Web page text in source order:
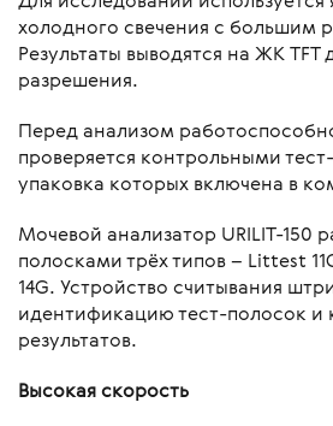
холодного свечения с большим
Результаты выводятся на ЖК TFT
разрешения.
Перед анализом
проверяется контрольными
упаковка которых включена в
Мочевой анализатор URILIT-150
полосками трёх типов – Littest
14G. Устройство считывания
идентификацию тест-полосок и
результатов.
Высокая скорость